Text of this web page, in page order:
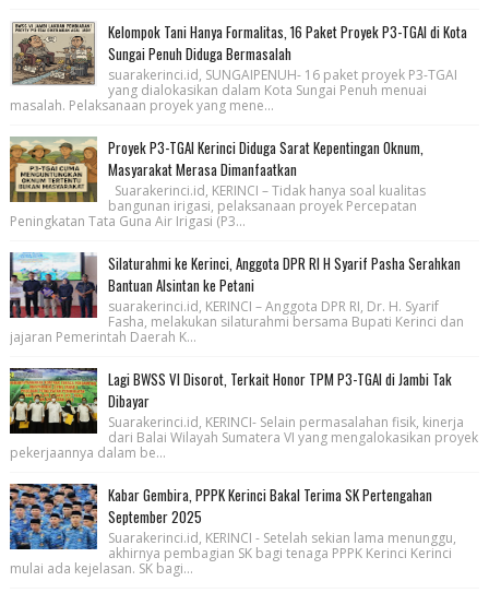
Kelompok Tani Hanya Formalitas, 16 Paket Proyek P3-TGAI di Kota
Sungai Penuh Diduga Bermasalah
suarakerinci.id, SUNGAIPENUH- 16 paket proyek P3-TGAI
yang dialokasikan dalam Kota Sungai Penuh menuai
masalah. Pelaksanaan proyek yang mene...
Proyek P3-TGAI Kerinci Diduga Sarat Kepentingan Oknum,
Masyarakat Merasa Dimanfaatkan
Suarakerinci.id, KERINCI – Tidak hanya soal kualitas
bangunan irigasi, pelaksanaan proyek Percepatan
Peningkatan Tata Guna Air Irigasi (P3...
Silaturahmi ke Kerinci, Anggota DPR RI H Syarif Pasha Serahkan
Bantuan Alsintan ke Petani
suarakerinci.id, KERINCI – Anggota DPR RI, Dr. H. Syarif
Fasha, melakukan silaturahmi bersama Bupati Kerinci dan
jajaran Pemerintah Daerah K...
Lagi BWSS VI Disorot, Terkait Honor TPM P3-TGAI di Jambi Tak
Dibayar
Suarakerinci.id, KERINCI- Selain permasalahan fisik, kinerja
dari Balai Wilayah Sumatera VI yang mengalokasikan proyek
pekerjaannya dalam be...
Kabar Gembira, PPPK Kerinci Bakal Terima SK Pertengahan
September 2025
Suarakerinci.id, KERINCI - Setelah sekian lama menunggu,
akhirnya pembagian SK bagi tenaga PPPK Kerinci Kerinci
mulai ada kejelasan. SK bagi...